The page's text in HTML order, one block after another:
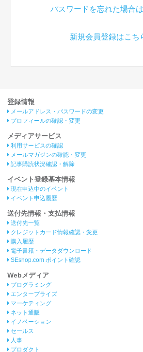
パスワードを忘れた場合
新規会員登録はこち
登録情報
メールアドレス・パスワードの変更
プロフィールの確認・変更
メディアサービス
利用サービスの確認
メールマガジンの確認・変更
記事購読状況確認・解除
イベント登録基本情報
現在申込中のイベント
イベント申込履歴
送付先情報・支払情報
送付先一覧
クレジットカード情報確認・変更
購入履歴
電子書籍・データダウンロード
SEshop.com ポイント確認
Webメディア
プログラミング
エンタープライズ
マーケティング
ネット通販
イノベーション
セールス
人事
プロダクト